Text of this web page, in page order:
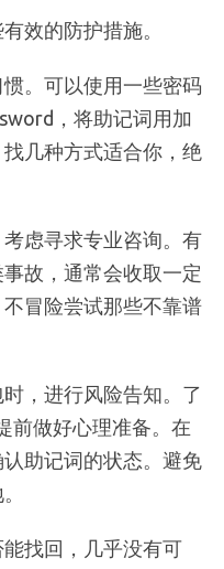
效的防护措施。
。可以使用一些密码
，将助记词用加
几种方式适合你，绝
虑寻求专业咨询。有
故，通常会收取一定
冒险尝试那些不靠谱
，进行风险告知。了
前做好心理准备。在
助记词的状态。避免
找回，几乎没有可